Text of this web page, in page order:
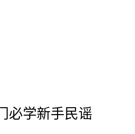
必学新手民谣